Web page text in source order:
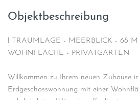
Objektbeschreibung
! TRAUMLAGE - MEERBLICK - 68
WOHNFLÄCHE - PRIVATGARTEN
Willkommen zu Ihrem neuen Zuhause
Erdgeschosswohnung mit einer